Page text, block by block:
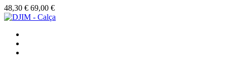
48,30 € 69,00 €